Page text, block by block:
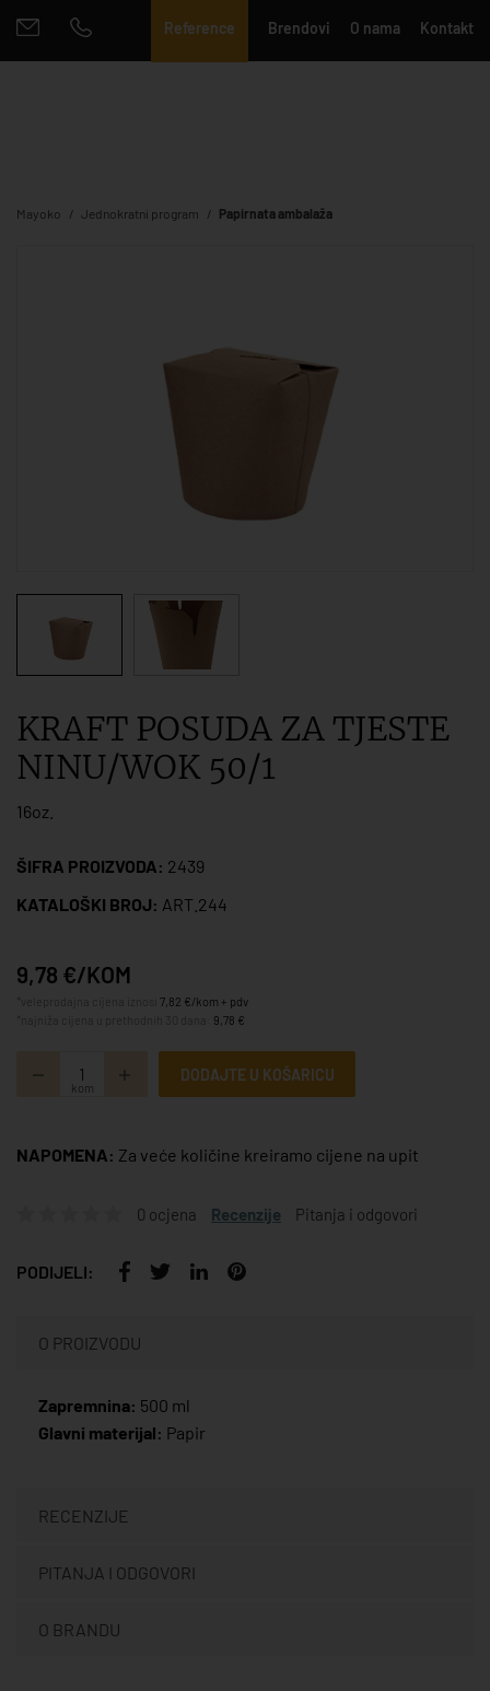
Reference Brendovi O nama Kontakt
Mayoko Jednokratni program Papirnata ambalaža
KRAFT POSUDA ZA TJESTE
NINU/WOK 50/1
16oz.
ŠIFRA PROIZVODA: 2439
KATALOŠKI BROJ: ART.244
9,78 €/KOM
7,82 €/kom + pdv
9,78 €
kom
DODAJTE U KOŠARICU
NAPOMENA: Za veće količine kreiramo cijene na upit
0 ocjena Recenzije Pitanja i odgovori
PODIJELI:
O PROIZVODU
Zapremnina: 500 ml
Glavni materijal: Papir
RECENZIJE
PITANJA I ODGOVORI
O BRANDU